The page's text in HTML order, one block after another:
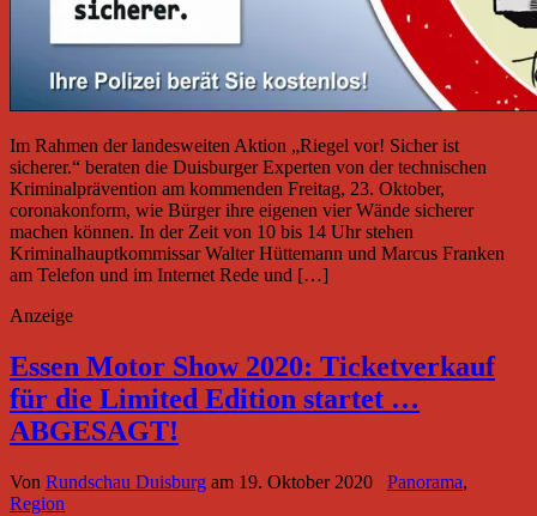
Im Rahmen der landesweiten Aktion „Riegel vor! Sicher ist
sicherer.“ beraten die Duisburger Experten von der technischen
Kriminalprävention am kommenden Freitag, 23. Oktober,
coronakonform, wie Bürger ihre eigenen vier Wände sicherer
machen können. In der Zeit von 10 bis 14 Uhr stehen
Kriminalhauptkommissar Walter Hüttemann und Marcus Franken
am Telefon und im Internet Rede und […]
Anzeige
Essen Motor Show 2020: Ticketverkauf
für die Limited Edition startet …
ABGESAGT!
Von Rundschau Duisburg am 19. Oktober 2020 Panorama,
Region